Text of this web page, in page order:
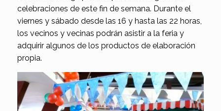
celebraciones de este fin de semana. Durante el
viernes y sábado desde las 16 y hasta las 22 horas,
los vecinos y vecinas podrán asistir a la feria y
adquirir algunos de los productos de elaboración
propia.